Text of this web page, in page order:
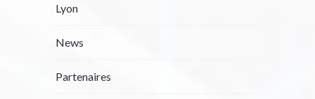
Lyon
News
Partenaires